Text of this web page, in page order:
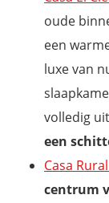
oude
een
luxe van
volledig
een
Casa
centrum